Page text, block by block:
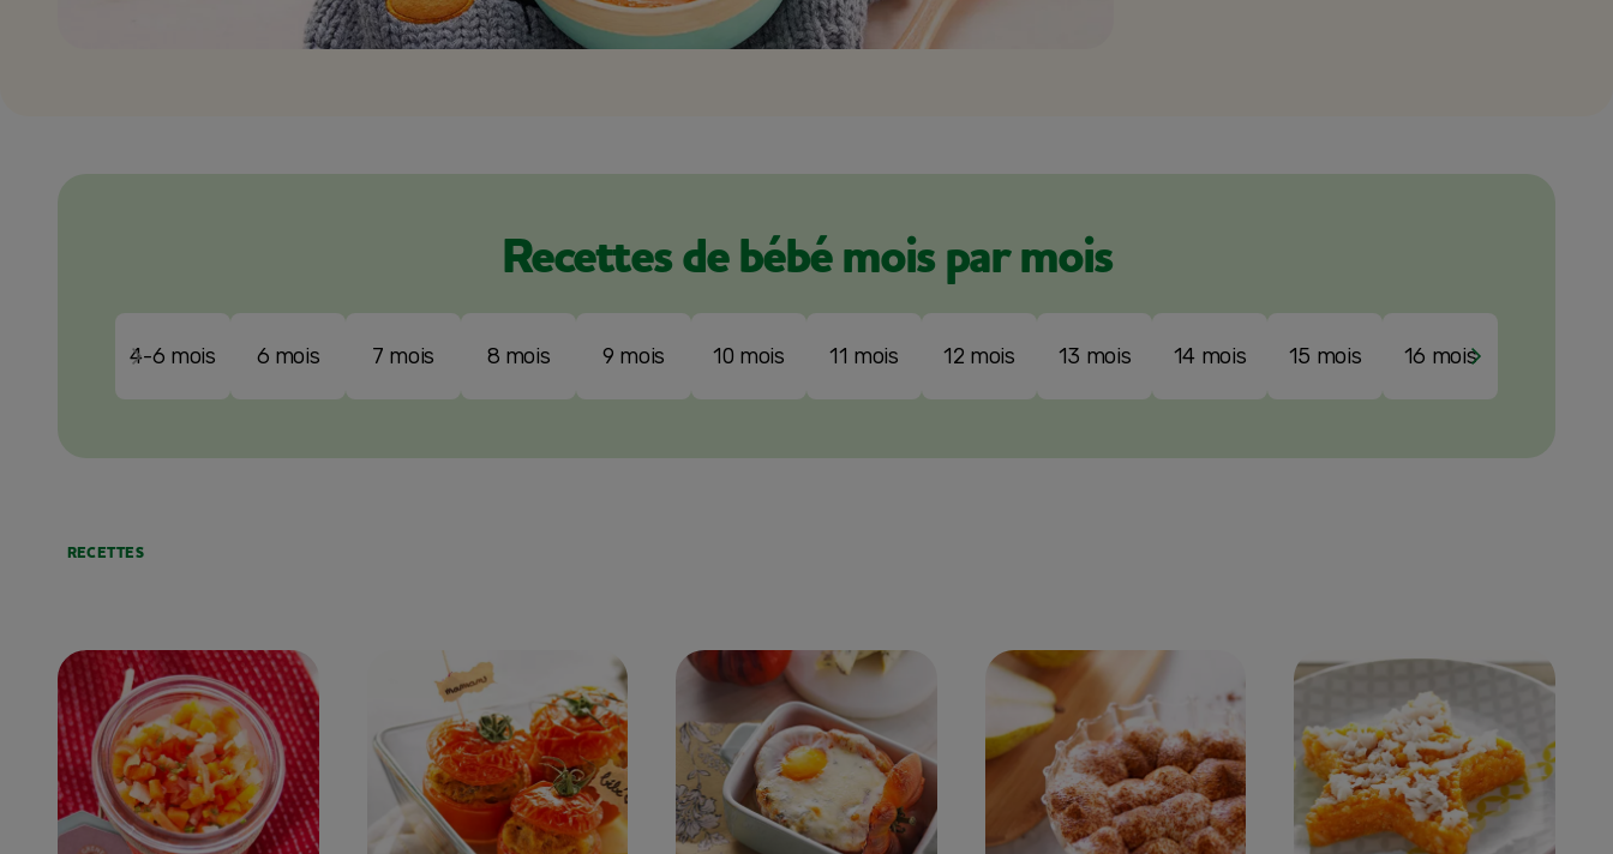
Recettes de bébé mois par mois
4-6 mois 6 mois 7 mois 8 mois 9 mois 10 mois 11 mois 12 mois 13 mois 14 mois 15 mois 16 mois
RECETTES